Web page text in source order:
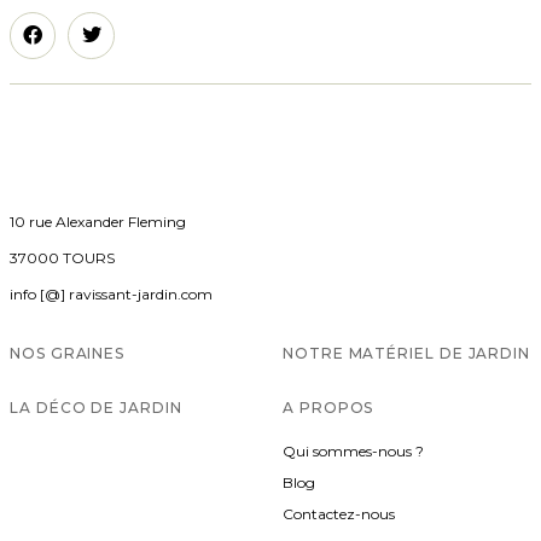
10 rue Alexander Fleming
37000 TOURS
info [@] ravissant-jardin.com
NOS GRAINES NOTRE MATÉRIEL DE JARDIN
LA DÉCO DE JARDIN A PROPOS
Qui sommes-nous ?
Blog
Contactez-nous